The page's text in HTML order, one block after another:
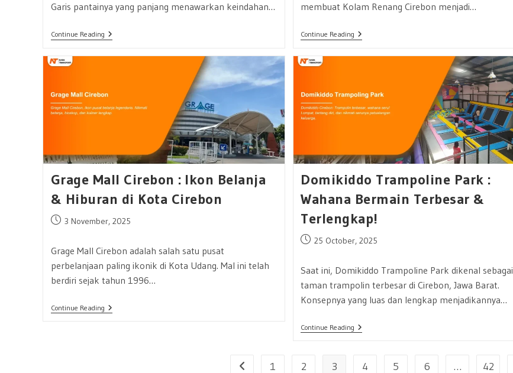
Garis pantainya yang panjang menawarkan keindahan…
Continue Reading5
Pantai
Utara
Jawa
Dengan
membuat Kolam Renang Cirebon menjadi…
Continue Reading Kolam
Renang
Dan
Harga
Tiket
Grage Mall Cirebon : Ikon Belanja
& Hiburan di Kota Cirebon
Post3 November, 2025
Grage Mall Cirebon adalah salah satu pusat
perbelanjaan paling ikonik di Kota Udang. Mal ini telah
berdiri sejak tahun 1996…
Continue ReadingGrage
Domikiddo Trampoline Park :
Wahana Bermain Terbesar &
Terlengkap!
Post25 October, 2025
Saat ini, Domikiddo Trampoline Park dikenal sebagai
taman trampolin terbesar di Cirebon, Jawa Barat.
Konsepnya yang luas dan lengkap menjadikannya…
Continue Reading Domikiddo
Wahana
Go to the previous page
1 2 3 4 5 6 … 42